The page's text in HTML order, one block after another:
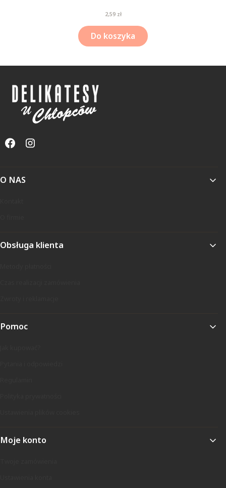
Cena
2,59 zł
Do koszyka
Linki w stopce
O NAS
Obsługa klienta
Pomoc
Moje konto